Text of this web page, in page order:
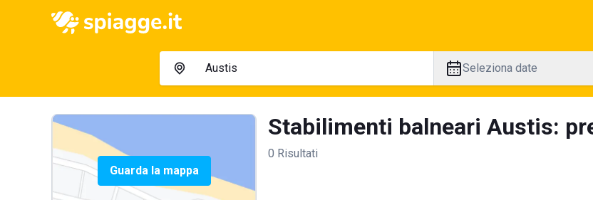
Seleziona date
Guarda la mappa
Stabilimenti balneari Austis:
0 Risultati